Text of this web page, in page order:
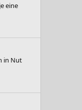
eine
in Nut